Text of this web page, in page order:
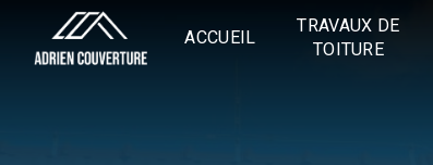
ACCUEIL
TRAVAUX DE
TOITURE
Panneau de gestion des cookies